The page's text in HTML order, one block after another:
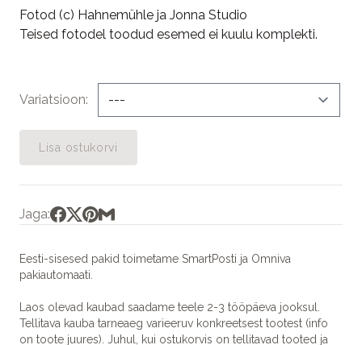
Fotod (c) Hahnemühle ja Jonna Studio
Teised fotodel toodud esemed ei kuulu komplekti.
Variatsioon
Lisa ostukorvi
Jaga:
Eesti-sisesed pakid toimetame SmartPosti ja Omniva
pakiautomaati.
Laos olevad kaubad saadame teele 2-3 tööpäeva jooksul.
Tellitava kauba tarneaeg varieeruv konkreetsest tootest (info
on toote juures). Juhul, kui ostukorvis on tellitavad tooted ja